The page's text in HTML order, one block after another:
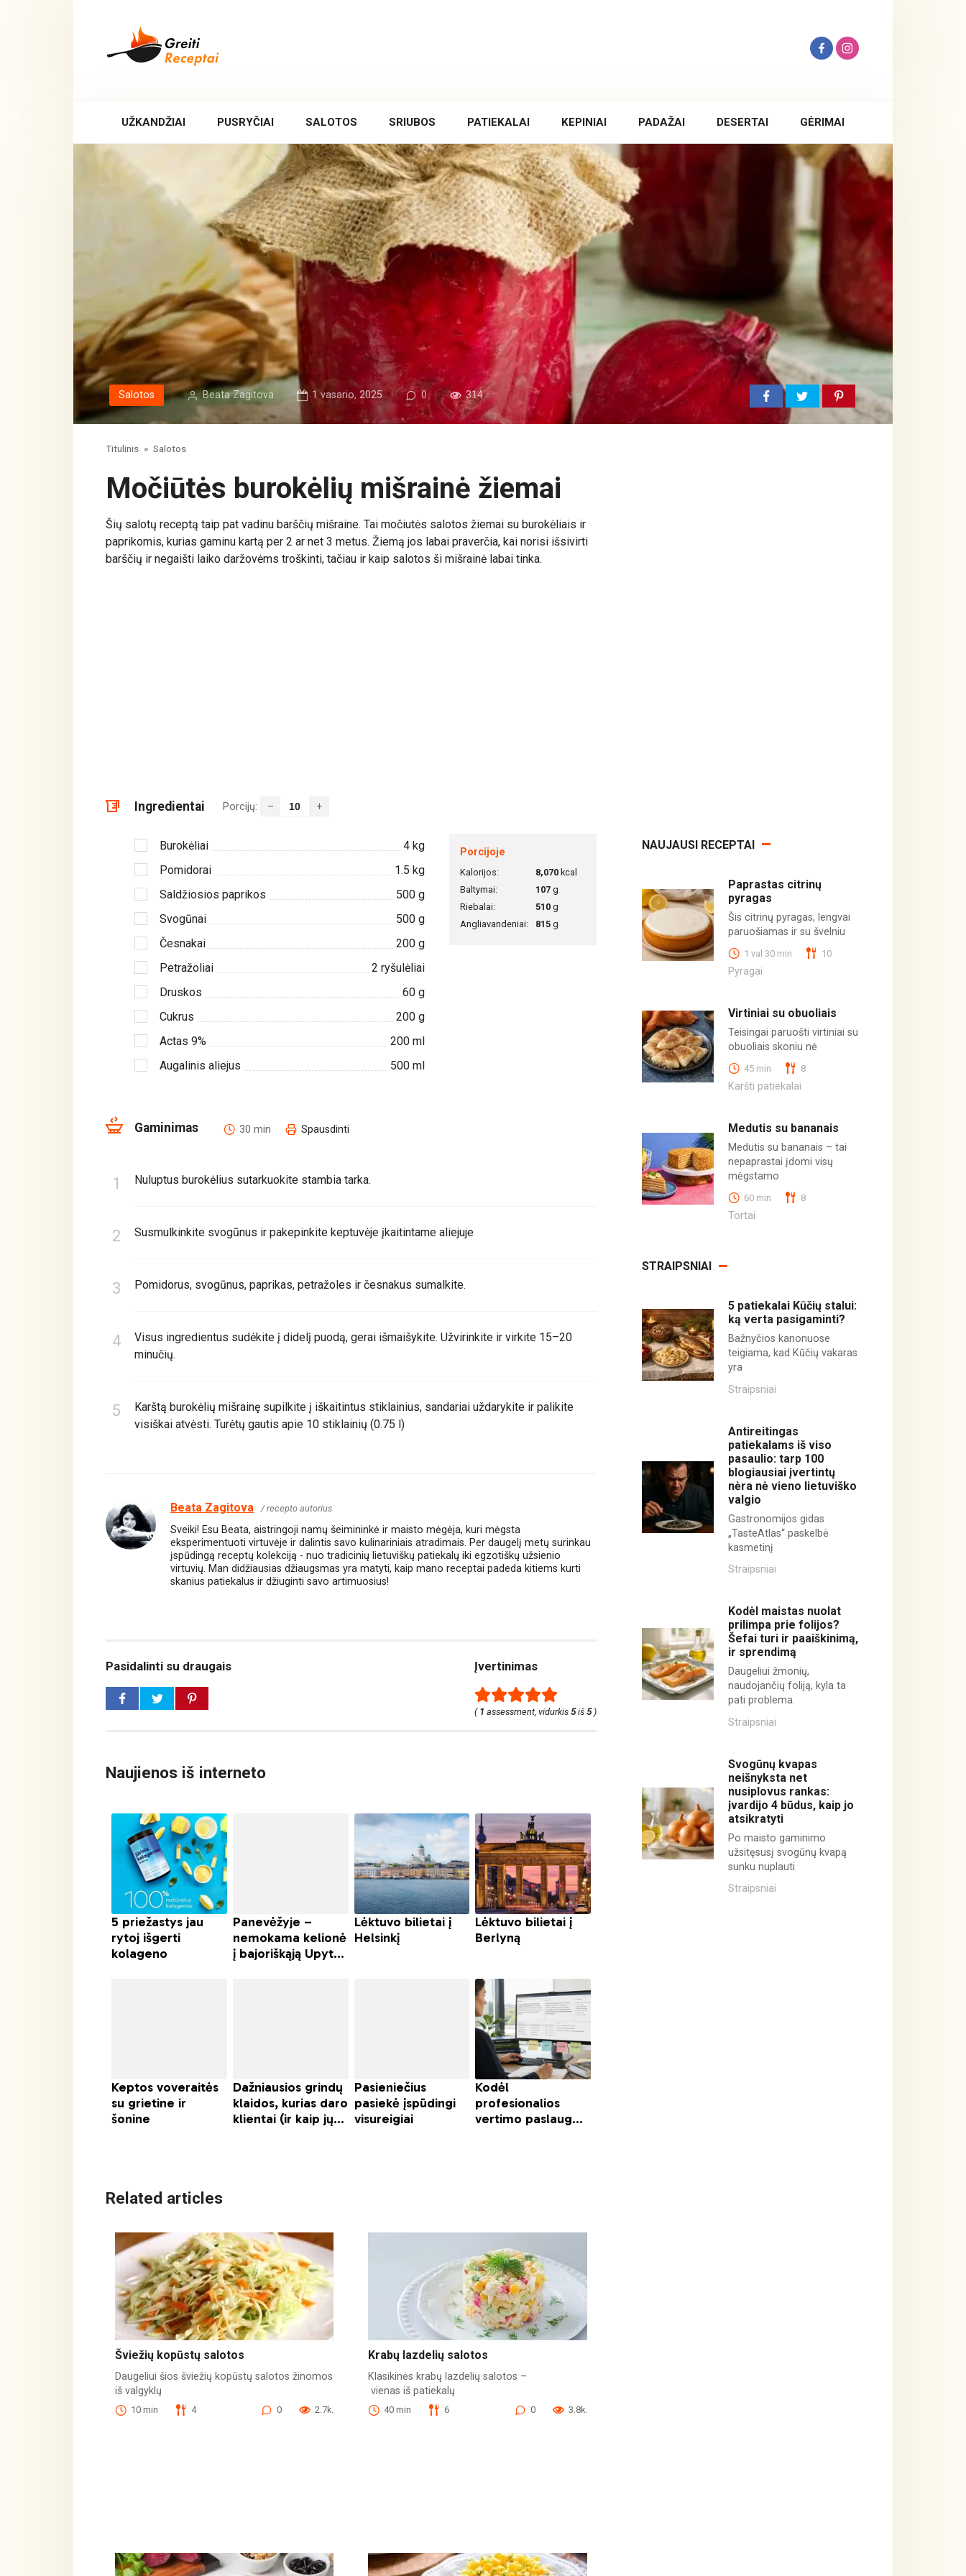
UŽKANDŽIAI PUSRYČIAI SALOTOS SRIUBOS PATIEKALAI KEPINIAI PADAŽAI DESERTAI GĖRIMAI
Salotos Beata Zagitova 1 vasario, 2025 0 314
Titulinis » Salotos
Močiūtės burokėlių mišrainė žiemai
Šių salotų receptą taip pat vadinu barščių mišraine. Tai močiutės salotos žiemai su burokėliais ir
paprikomis, kurias gaminu kartą per 2 ar net 3 metus. Žiemą jos labai praverčia, kai norisi išsivirti
barščių ir negaišti laiko daržovėms troškinti, tačiau ir kaip salotos ši mišrainė labai tinka.
Ingredientai Porcijų: – +
Burokėliai 4kg
Pomidorai
1.5 kg
Saldžiosios paprikos
500g
Svogūnai
500g
Česnakai
200g
Petražoliai
2 ryšulėliai
Druskos
60g
Cukrus
200g
Actas 9%
200ml
Augalinis aliejus
500ml
Porcijoje
Kalorijos: 8,070kcal
Baltymai:
107g
Riebalai:
510g
Angliavandeniai:
815g
Gaminimas 30 min Spausdinti
Nuluptus burokėlius sutarkuokite stambia tarka.
Susmulkinkite svogūnus ir pakepinkite keptuvėje įkaitintame aliejuje
Pomidorus, svogūnus, paprikas, petražoles ir česnakus sumalkite.
Visus ingredientus sudėkite į didelį puodą, gerai išmaišykite. Užvirinkite ir virkite 15–20
minučių.
Karštą burokėlių mišrainę supilkite į iškaitintus stiklainius, sandariai uždarykite ir palikite
visiškai atvėsti. Turėtų gautis apie 10 stiklainių (0.75 l)
Beata Zagitova / recepto autorius
Sveiki! Esu Beata, aistringoji namų šeimininkė ir maisto mėgėja, kuri mėgsta
eksperimentuoti virtuvėje ir dalintis savo kulinariniais atradimais. Per daugelį metų surinkau
įspūdingą receptų kolekciją - nuo tradicinių lietuviškų patiekalų iki egzotiškų užsienio
virtuvių. Man didžiausias džiaugsmas yra matyti, kaip mano receptai padeda kitiems kurti
skanius patiekalus ir džiuginti savo artimuosius!
Pasidalinti su draugais Įvertinimas
( 1 assessment, vidurkis 5iš 5)
Naujienos iš interneto
Related articles
Šviežių kopūstų salotos
Daugeliui šios šviežių kopūstų salotos žinomos
iš valgyklų
10 min 4 0 2.7k.
Krabų lazdelių salotos
Klasikinės krabų lazdelių salotos –
vienas iš patiekalų
40 min 6 0 3.8k.
NAUJAUSI RECEPTAI
Paprastas citrinų
pyragas
Šis citrinų pyragas, lengvai
paruošiamas ir su švelniu
1 val 30 min 10
Pyragai
Virtiniai su obuoliais
Teisingai paruošti virtiniai su
obuoliais skoniu nė
45 min 8
Karšti patiekalai
Medutis su bananais
Medutis su bananais – tai
nepaprastai įdomi visų
mėgstamo
60 min 8
Tortai
STRAIPSNIAI
5 patiekalai Kūčių stalui:
ką verta pasigaminti?
Bažnyčios kanonuose
teigiama, kad Kūčių vakaras
yra
Straipsniai
Antireitingas
patiekalams iš viso
pasaulio: tarp 100
blogiausiai įvertintų
nėra nė vieno lietuviško
valgio
Gastronomijos gidas
„TasteAtlas“ paskelbė
kasmetinį
Straipsniai
Kodėl maistas nuolat
prilimpa prie folijos?
Šefai turi ir paaiškinimą,
ir sprendimą
Daugeliui žmonių,
naudojančių foliją, kyla ta
pati problema.
Straipsniai
Svogūnų kvapas
neišnyksta net
nusiplovus rankas:
įvardijo 4 būdus, kaip jo
atsikratyti
Po maisto gaminimo
užsitęsusį svogūnų kvapą
sunku nuplauti
Straipsniai